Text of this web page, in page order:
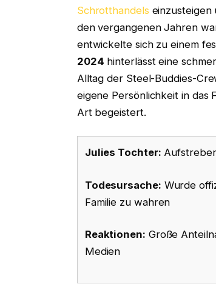
Schrotthandels einzusteigen
den vergangenen Jahren
entwickelte sich zu einem
2024 hinterlässt eine
Alltag der Steel-Buddies-
eigene Persönlichkeit in das
Art begeistert.
Julies Tochter:
Todesursache: Wurde
Familie zu wahren
Reaktionen: Große
Medien